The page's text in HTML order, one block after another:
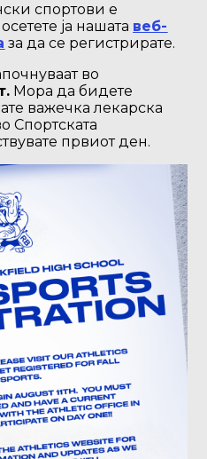
спортови е
ја нашата веб-
за да се регистрирате.
во
Мора да бидете
важечка лекарска
Спортската
првиот ден.